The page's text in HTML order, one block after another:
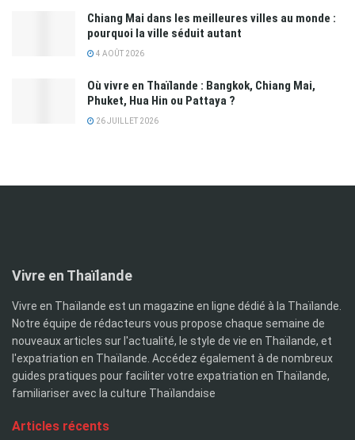
Chiang Mai dans les meilleures villes au monde :
pourquoi la ville séduit autant
4 AOÛT 2026
Où vivre en Thaïlande : Bangkok, Chiang Mai,
Phuket, Hua Hin ou Pattaya ?
26 JUILLET 2026
Vivre en Thaïlande
Vivre en Thaïlande est un magazine en ligne dédié à la Thaïlande.
Notre équipe de rédacteurs vous propose chaque semaine de
nouveaux articles sur l'actualité, le style de vie en Thaïlande, et
l'expatriation en Thaïlande. Accédez également à de nombreux
guides pratiques pour faciliter votre expatriation en Thaïlande,
familiariser avec la culture Thaïlandaise
Articles récents